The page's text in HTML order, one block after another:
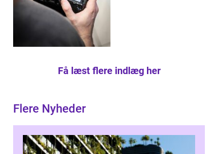
Få læst flere indlæg her
Flere Nyheder